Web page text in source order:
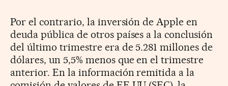
Por el contrario, la inversión de Apple en
deuda pública de otros países a la conclusión
del último trimestre era de 5.281 millones de
dólares, un 5,5% menos que en el trimestre
anterior. En la información remitida a la